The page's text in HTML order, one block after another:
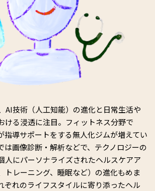
AI技術（人工知能）の進化と日常生活や
ける浸透に注目。フィットネス分野で
指導サポートをする無人化ジムが増えてい
は画像診断・解析などで、テクノロジーの
人にパーソナライズされたヘルスケアア
トレーニング、睡眠など）の進化もめま
ぞれのライフスタイルに寄り添ったヘル